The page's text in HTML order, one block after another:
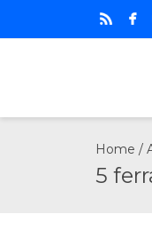
Home /
5